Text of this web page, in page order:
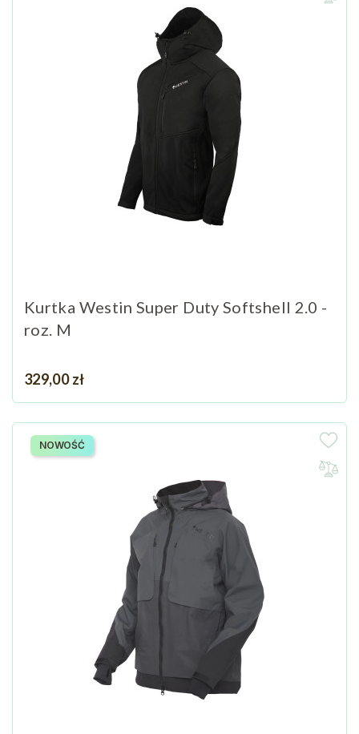
Kurtka Westin Super Duty Softshell 2.0 -
roz. M
Cena
329,00 zł
NOWOŚĆ